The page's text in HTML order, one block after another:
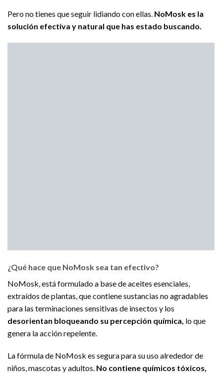
Pero no tienes que seguir lidiando con ellas. NoMosk es la
solución efectiva y natural que has estado buscando.
¿Qué hace que NoMosk sea tan efectivo?
NoMosk, está formulado a base de aceites esenciales,
extraídos de plantas, que contienesustancias no agradables
para las terminaciones sensitivas de insectos y los
desorientan bloqueando su percepción química, lo que
genera la acciónrepelente
La fórmula de NoMosk es segura para su uso alrededor de
niños, mascotas y adultos. No contiene químicos tóxicos,